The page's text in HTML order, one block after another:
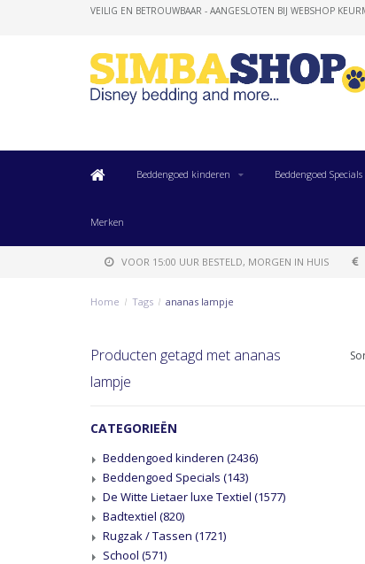
VEILIG EN BETROUWBAAR - AANGESLOTEN BIJ WEBSHOP
Beddengoed kinderen Beddengoed Specials
Merken
VOOR 15:00 UUR BESTELD, MORGEN IN HUIS
Home / Tags / ananas lampje
Producten getagd met ananas
lampje
CATEGORIEËN
Beddengoed kinderen (2436)
Beddengoed Specials (143)
De Witte Lietaer luxe Textiel (1577)
Badtextiel (820)
Rugzak / Tassen (1721)
School (571)